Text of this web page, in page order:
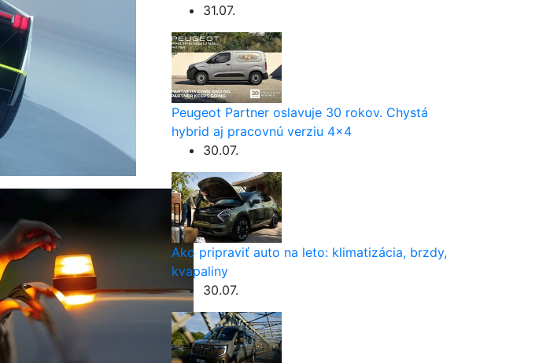
31.07.
Peugeot Partner oslavuje 30 rokov. Chystá
hybrid aj pracovnú verziu 4×4
30.07.
Ako pripraviť auto na leto: klimatizácia, brzdy,
kvapaliny
30.07.